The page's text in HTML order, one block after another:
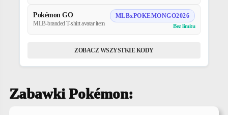
Pokémon GO
MLB-branded T-shirt avatar item
MLBxPOKEMONGO2026
Bez limitu
ZOBACZ WSZYSTKIE KODY
Zabawki Pokémon: